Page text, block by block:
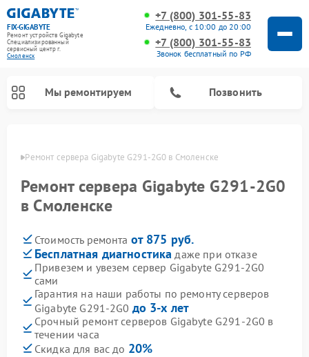
FIX-GIGABYTE
Ремонт устройств Gigabyte
Специализированный
cервисный центр г.
Смоленск
+7 (800) 301-55-83
Ежедневно, с 10:00 до 20:00
+7 (800) 301-55-83
Звонок бесплатный по РФ
Мы ремонтируем Позвонить
Ремонт сервера Gigabyte G291-2G0 в Смоленске
Ремонт сервера Gigabyte G291-2G0
в Смоленске
Стоимость ремонта от 875 руб.
Бесплатная диагностика даже при отказе
Привезем и увезем сервер Gigabyte G291-2G0
сами
Гарантия на наши работы по ремонту серверов
Gigabyte G291-2G0 до 3-х лет
Срочный ремонт серверов Gigabyte G291-2G0 в
течении часа
Скидка для вас до 20%